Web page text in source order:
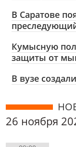
В Саратове
Кумысную
защиты от
В вузе
26 ноября